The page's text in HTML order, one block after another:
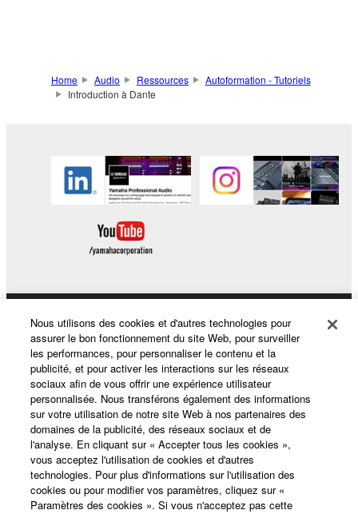
Home Audio Ressources
Autoformation - Tutoriels
Introduction à Dante
Produits et solutions
Actualités
A propos de Yamaha
Nous utilisons des cookies et d'autres technologies pour
assurer le bon fonctionnement du site Web, pour surveiller
les performances, pour personnaliser le contenu et la
publicité, et pour activer les interactions sur les réseaux
sociaux afin de vous offrir une expérience utilisateur
personnalisée. Nous transférons également des informations
sur votre utilisation de notre site Web à nos partenaires des
domaines de la publicité, des réseaux sociaux et de
l'analyse. En cliquant sur « Accepter tous les cookies »,
vous acceptez l'utilisation de cookies et d'autres
technologies. Pour plus d'informations sur l'utilisation des
cookies ou pour modifier vos paramètres, cliquez sur «
Paramètres des cookies ». Si vous n'acceptez pas cette